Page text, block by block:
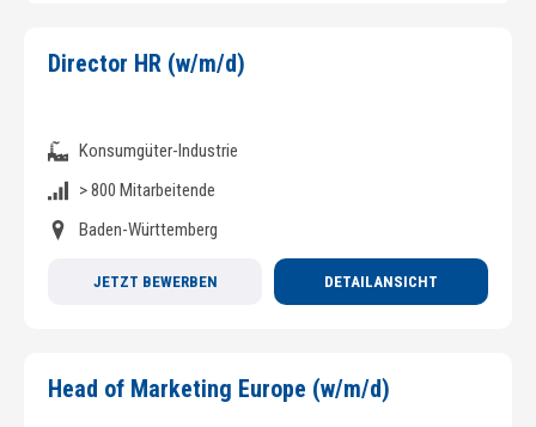
Director HR (w/m/d)
Konsumgüter-Industrie
> 800 Mitarbeitende
Baden-Württemberg
JETZT BEWERBEN DETAILANSICHT
Head of Marketing Europe (w/m/d)